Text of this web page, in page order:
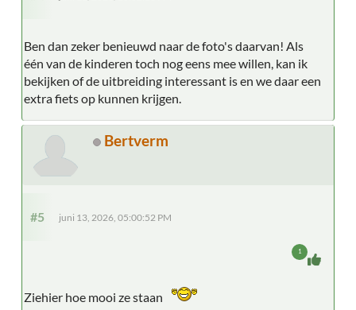
Ben dan zeker benieuwd naar de foto's daarvan! Als
één van de kinderen toch nog eens mee willen, kan ik
bekijken of de uitbreiding interessant is en we daar een
extra fiets op kunnen krijgen.
Bertverm
#5 juni 13, 2026, 05:00:52 PM
Ziehier hoe mooi ze staan
1